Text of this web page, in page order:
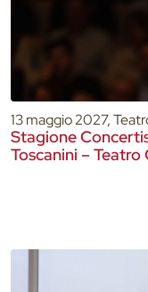
13 maggio 2027,
Stagione
Toscanini – Teatro